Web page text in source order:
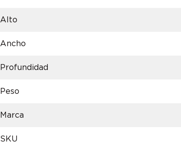
Alto
Ancho
Profundidad
Peso
Marca
SKU